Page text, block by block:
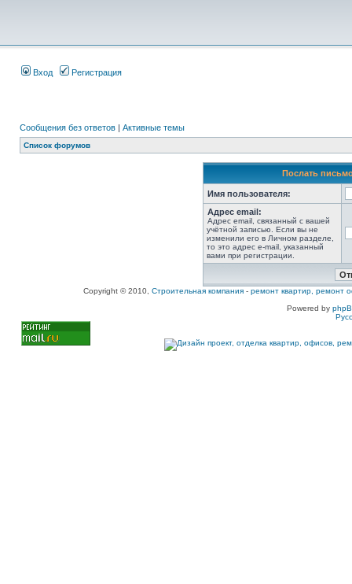
Вход Регистрация
Сообщения без ответов | Активные темы
Список форумов
Послать
Имя пользователя:
Адрес email:
Адрес email, связанный с вашей
учётной записью. Если вы не
изменили его в Личном разделе,
то это адрес e-mail, указанный
вами при регистрации.
Copyright © 2010, Строительная компания - ремонт квартир, ремонт
Powered by